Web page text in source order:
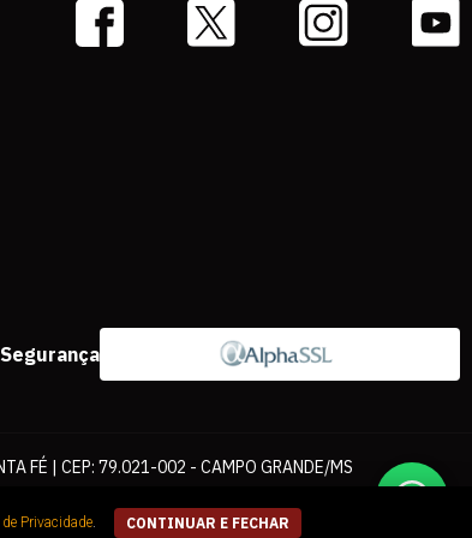
Segurança
FÉ | CEP: 79.021-002 - CAMPO GRANDE/MS
Privacidade CONTINUAR E FECHAR